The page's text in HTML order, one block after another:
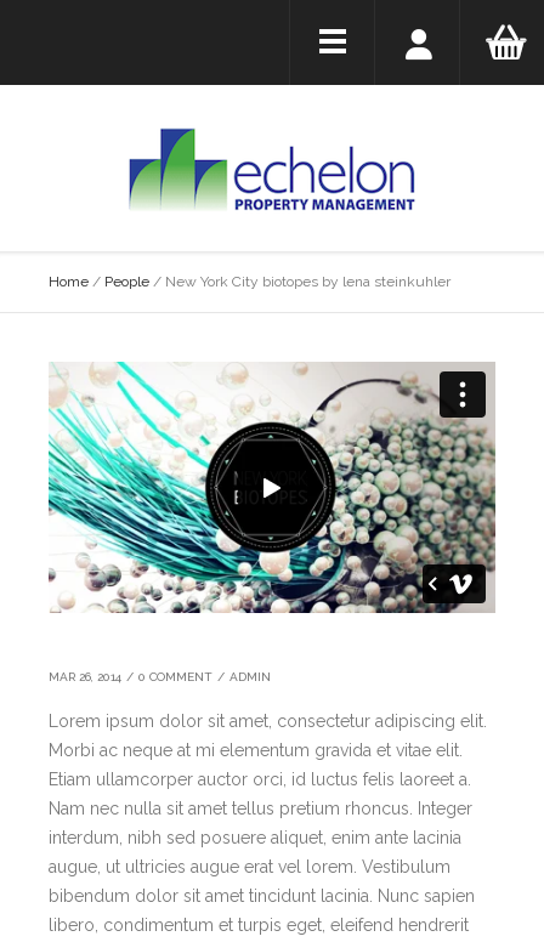
Home / People / New York City biotopes by lena steinkuhler
MAR 26, 2014 / 0 COMMENT / ADMIN
Lorem ipsum dolor sit amet, consectetur adipiscing elit.
Morbi ac neque at mi elementum gravida et vitae elit.
Etiam ullamcorper auctor orci, id luctus felis laoreet a.
Nam nec nulla sit amet tellus pretium rhoncus. Integer
interdum, nibh sed posuere aliquet, enim ante lacinia
augue, ut ultricies augue erat vel lorem. Vestibulum
bibendum dolor sit amet tincidunt lacinia. Nunc sapien
libero, condimentum et turpis eget, eleifend hendrerit